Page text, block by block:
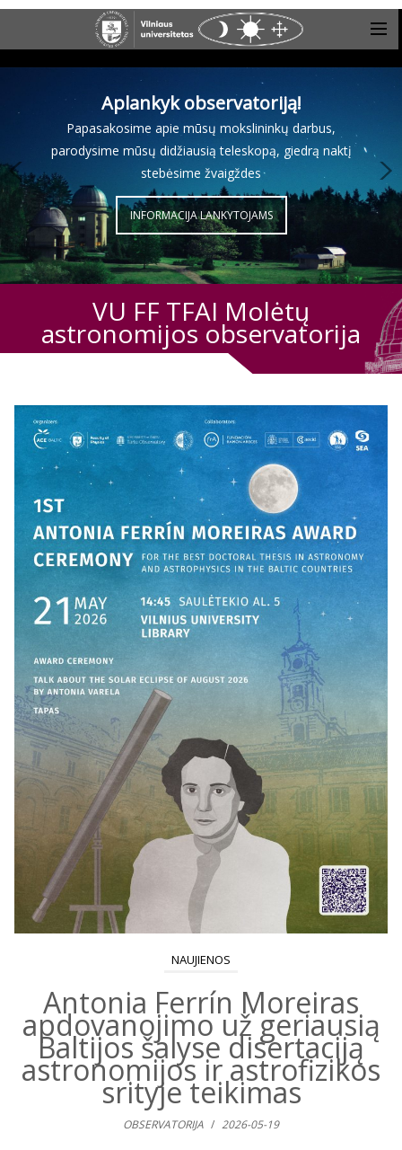
Aplankyk observatoriją!
Papasakosime apie mūsų mokslininkų darbus,
parodysime mūsų didžiausią teleskopą, giedrą naktį
stebėsime žvaigždes
INFORMACIJA LANKYTOJAMS
VU FF TFAI Molėtų
astronomijos observatorija
NAUJIENOS
Antonia Ferrín Moreiras
apdovanojimo už geriausią
Baltijos šalyse disertaciją
astronomijos ir astrofizikos
srityje teikimas
OBSERVATORIJA / 2026-05-19